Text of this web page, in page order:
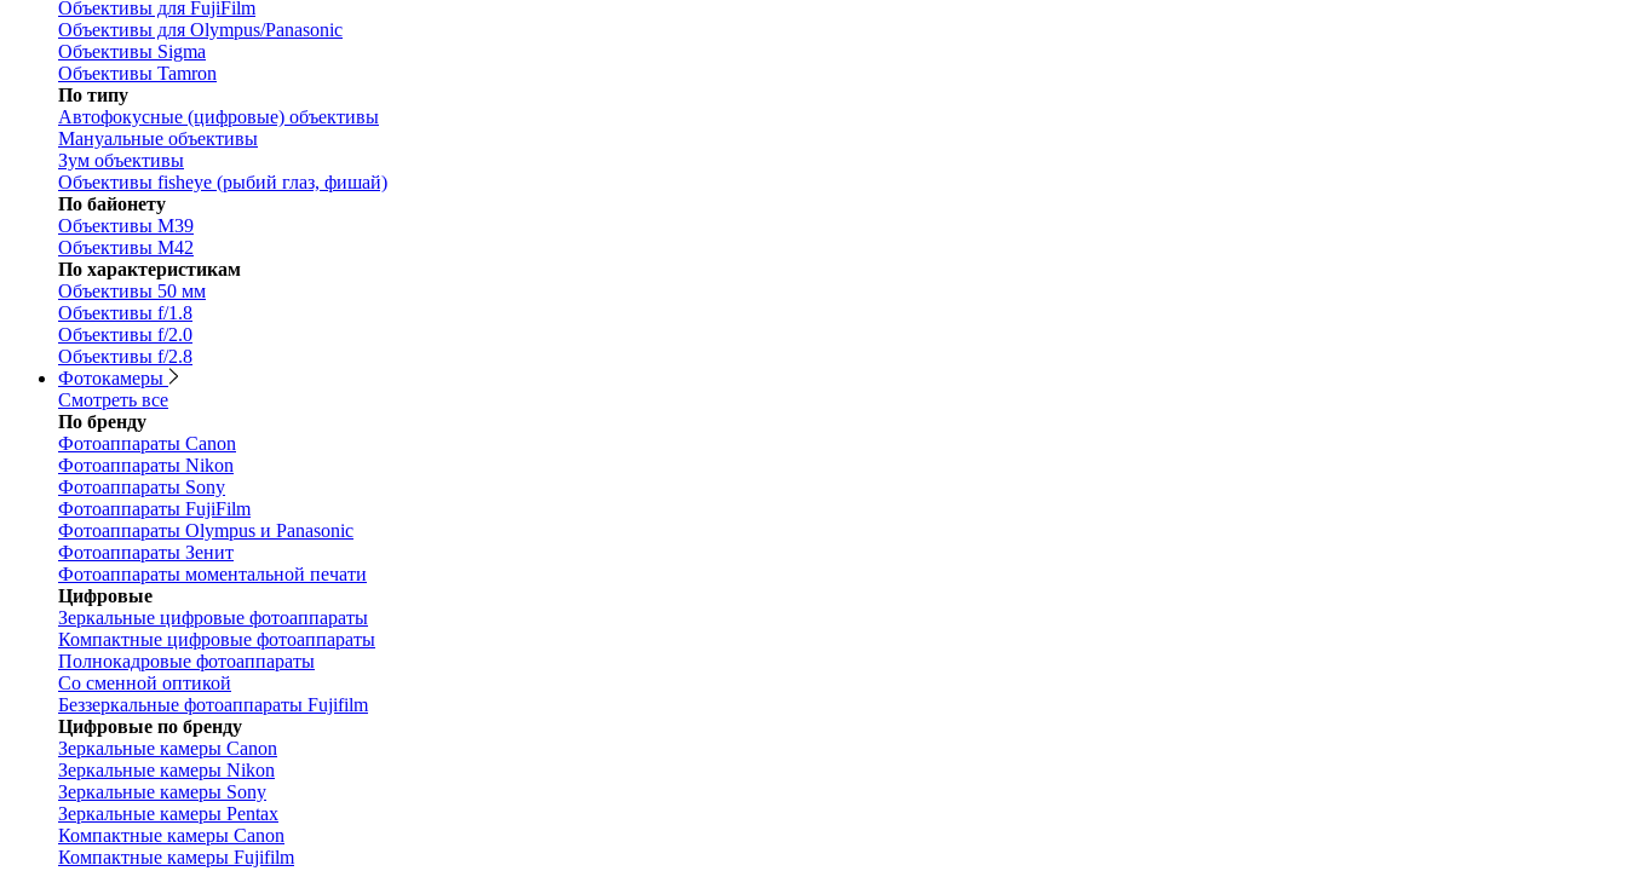
Объективы для FujiFilm
Объективы для Olympus/Panasonic
Объективы Sigma
Объективы Tamron
По типу
Автофокусные (цифровые) объективы
Мануальные объективы
Зум объективы
Объективы fisheye (рыбий глаз, фишай)
По байонету
Объективы M39
Объективы M42
По характеристикам
Объективы 50 мм
Объективы f/1.8
Объективы f/2.0
Объективы f/2.8
Фотокамеры
Смотреть все
По бренду
Фотоаппараты Canon
Фотоаппараты Nikon
Фотоаппараты Sony
Фотоаппараты FujiFilm
Фотоаппараты Olympus и Panasonic
Фотоаппараты Зенит
Фотоаппараты моментальной печати
Цифровые
Зеркальные цифровые фотоаппараты
Компактные цифровые фотоаппараты
Полнокадровые фотоаппараты
Со сменной оптикой
Беззеркальные фотоаппараты Fujifilm
Цифровые по бренду
Зеркальные камеры Canon
Зеркальные камеры Nikon
Зеркальные камеры Sony
Зеркальные камеры Pentax
Компактные камеры Canon
Компактные камеры Fujifilm